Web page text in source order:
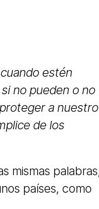
estén
no pueden o no
a nuestro
de los
mismas
países, como